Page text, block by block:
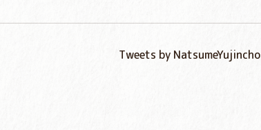
Tweets by NatsumeYujincho